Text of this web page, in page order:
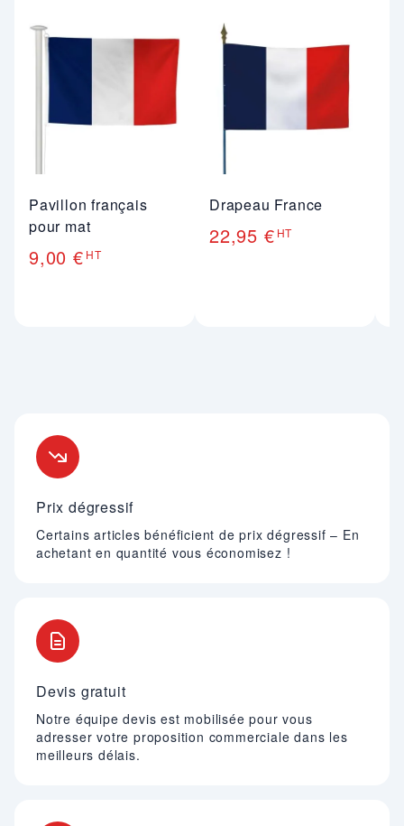
Pavillon français
pour mat
9,00 € HT
Drapeau France
22,95 € HT
Prix dégressif
Certains articles bénéficient de prix dégressif – En
achetant en quantité vous économisez !
Devis gratuit
Notre équipe devis est mobilisée pour vous
adresser votre proposition commerciale dans les
meilleurs délais.